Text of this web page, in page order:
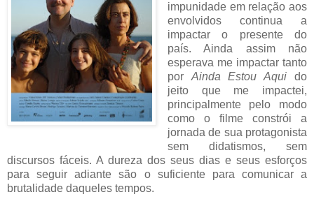
impunidade em relação aos
envolvidos continua a
impactar o presente do
país. Ainda assim não
esperava me impactar tanto
por Ainda Estou Aquido
jeito que me impactei,
principalmente pelo modo
como o filme constrói a
jornada de sua protagonista
sem didatismos, sem
discursos fáceis. A dureza dos seus dias e seus esforços
para seguir adiante são o suficiente para comunicar a
brutalidade daqueles tempos.